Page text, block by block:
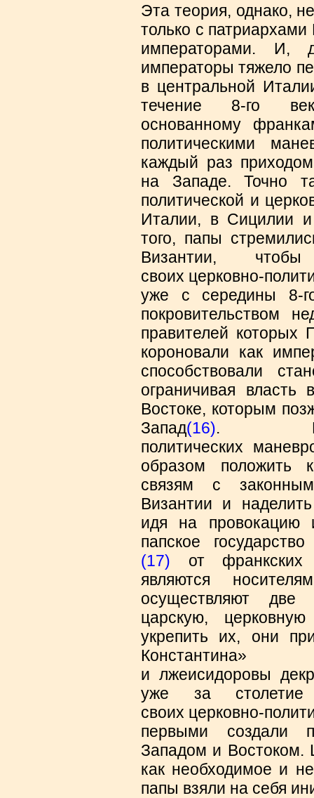
Эта теория, однако,
только с
императорами. И,
императоры тяжело
в центральной
течение 8-го
основанному
политическими
каждый раз
на Западе. Точно
политической и
Италии, в Сицилии
того, папы
Византии,
своих церковно-
уже с середины 8-
покровительством
правителей которых
короновали как
способствовали
ограничивая власть
Востоке, которым
Запад(16).
политических
образом положить
связям с
Византии и
идя на провокацию
папское
(17) от франкских
являются
осуществляют две
царскую,
укрепить их, они
Константина»
и лжеисидоровы
уже за
своих церковно-
первыми создали
Западом и Востоком.
как необходимое и
папы взяли на себя